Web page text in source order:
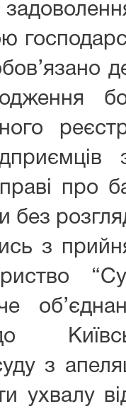
про
без
з
з
ухвалу